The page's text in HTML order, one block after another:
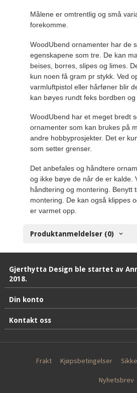
Målene er omtrentlig og små
forekomme.
WoodUbend ornamenter har de
egenskapene som tre. De kan
beises, borres, slipes og limes.
kun noen få gram pr stykk. Ved
varmluftpistol eller hårføner blir
kan bøyes rundt feks bordben og
WoodUbend har et meget bredt
ornamenter som kan brukes på
andre hobbyprosjekter. Det er
som setter grenser.
Det anbefales og håndtere
og ikke bøye de når de er kalde.
håndtering og montering. Benytt
montering. De kan også klippes
er varmet opp.
Produktanmeldelser (0)
Gjerthytta Design ble startet av
2018.
Din konto
Kontakt oss
Frakt Kjøpsbetingelser
Nyhetsbrev